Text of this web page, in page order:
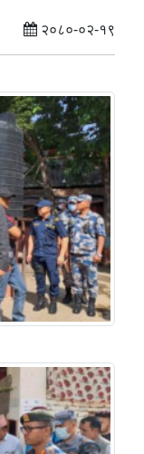
२०८०-०२-१९